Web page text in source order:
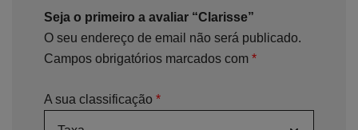
Seja o primeiro a avaliar “Clarisse”
O seu endereço de email não será publicado.
Campos obrigatórios marcados com *
A sua classificação *